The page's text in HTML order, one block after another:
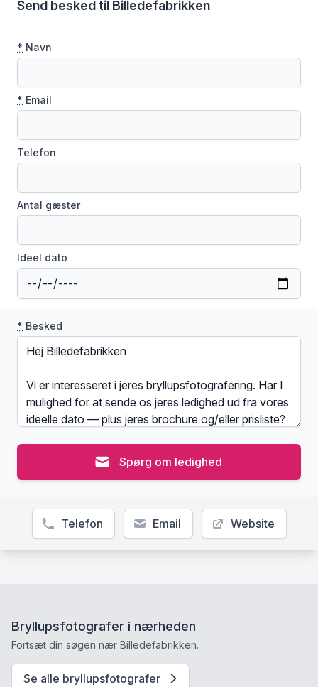
Send besked til Billedefabrikken
* Navn
* Email
Telefon
Antal gæster
Ideel dato
* Besked
Spørg om ledighed
Telefon Email Website
Bryllupsfotografer i nærheden
Fortsæt din søgen nær Billedefabrikken.
Se alle bryllupsfotografer